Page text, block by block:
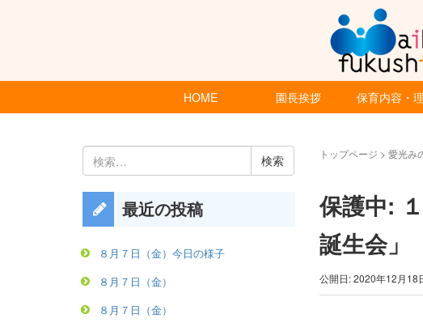
HOME 園長挨拶 保育内容・
トップページ > 愛光み
保護中:
誕生会」
公開日: 2020年12月18
検
索:
最近の投稿
８月７日（金）今日の様子
８月７日（金）
８月７日（金）